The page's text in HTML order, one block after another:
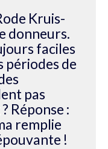
Kruis-
donneurs.
faciles
périodes de
pas
Réponse :
remplie
!